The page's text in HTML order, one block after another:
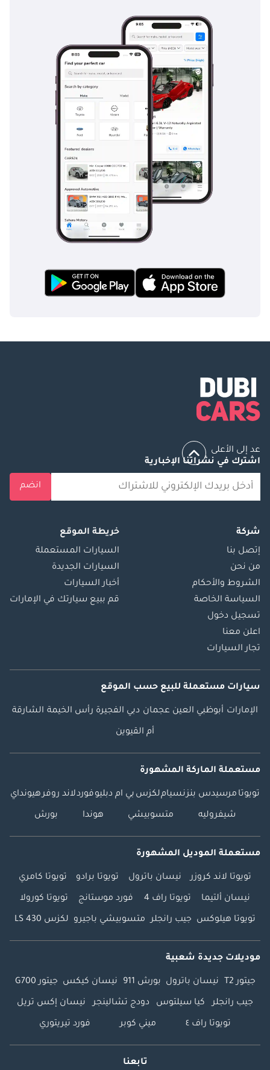
عد إلى الأعلى
اشترك في نشراتنا الإخبارية
انضم
شركة
إتصل بنا
من نحن
الشروط والأحكام
السياسة الخاصة
تسجيل دخول
اعلن معنا
تجار السيارات
خريطة الموقع
السيارات المستعملة
السيارات الجديدة
أخبار السيارات
قم ببيع سيارتك في الإمارات
سيارات مستعملة للبيع حسب الموقع
الإمارات أبوظبي العين عجمان دبي الفجيرة رأس الخيمة الشارقة
أم القيوين
مستعملة الماركة المشهورة
تويوتا مرسيدس بنزنسياملكزس بي ام دبليوفوردلاند روفرهيونداي
شيفروليه متسوبيشي هوندا بورش
مستعملة الموديل المشهورة
تويوتا لاند كروزر نيسان باترول تويوتا برادو تويوتا كامري
نيسان ألتيما تويوتا راف 4 فورد موستانج تويوتا كورولا
تويوتا هيلوكس جيب رانجلر متسوبيشي باجيرو لكزس LS 430
موديلات جديدة شعبية
جيتور T2 نيسان باترول بورش 911 نيسان كيكس جيتور G700
جيب رانجلر كيا سيلتوس دودج تشالينجر نيسان إكس تريل
تويوتا راف ٤ ميني كوبر فورد تيريتوري
تابعنا